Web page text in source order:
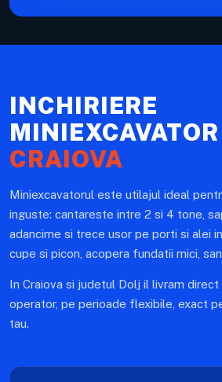
INCHIRIERE
CRAIOVA
Miniexcavatorul este utilajul ideal
inguste: cantareste intre 2 si 4 tone,
adancime si trece usor pe porti si alei
cupe si picon, acopera fundatii mici,
In Craiova si judetul Dolj il livram direct
operator, pe perioade flexibile, exact
tau.